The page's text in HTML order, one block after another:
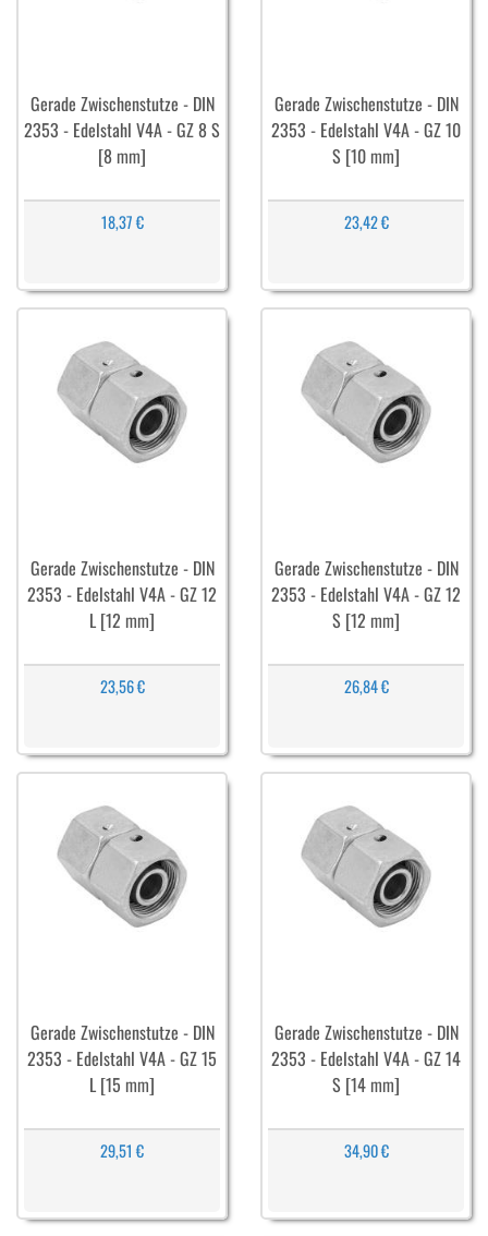
Gerade Zwischenstutze - DIN
2353 - Edelstahl V4A - GZ 8 S
[8 mm]
18,37 €
Gerade Zwischenstutze - DIN
2353 - Edelstahl V4A - GZ 10
S [10 mm]
23,42 €
Gerade Zwischenstutze - DIN
2353 - Edelstahl V4A - GZ 12
L [12 mm]
23,56 €
Gerade Zwischenstutze - DIN
2353 - Edelstahl V4A - GZ 12
S [12 mm]
26,84 €
Gerade Zwischenstutze - DIN
2353 - Edelstahl V4A - GZ 15
L [15 mm]
29,51 €
Gerade Zwischenstutze - DIN
2353 - Edelstahl V4A - GZ 14
S [14 mm]
34,90 €